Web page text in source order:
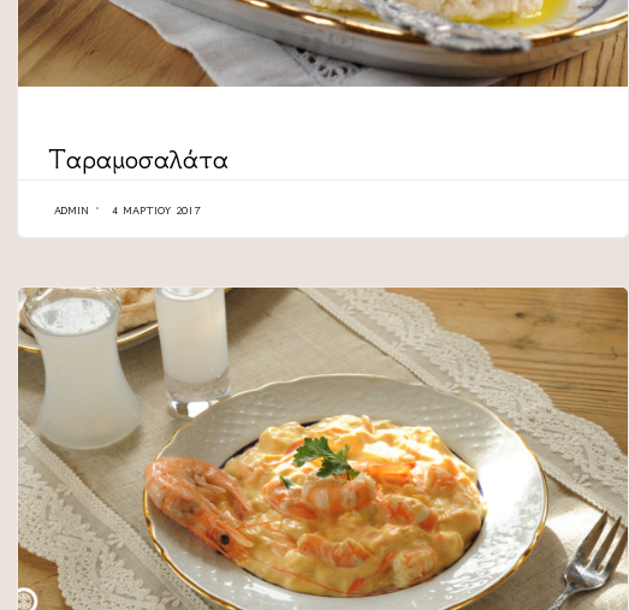
Ταραμοσαλάτα
ADMIN 4 ΜΑΡΤΊΟΥ 2017